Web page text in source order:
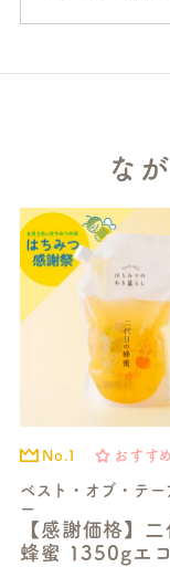
な
No.1 おすすめ
ベスト・オブ・テー
ー
【感謝価格】
蜂蜜 1350gエ